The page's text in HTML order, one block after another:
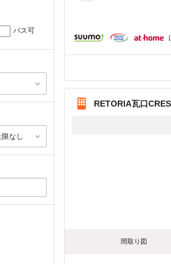
バス可
RETORIA瓦口
間取り図